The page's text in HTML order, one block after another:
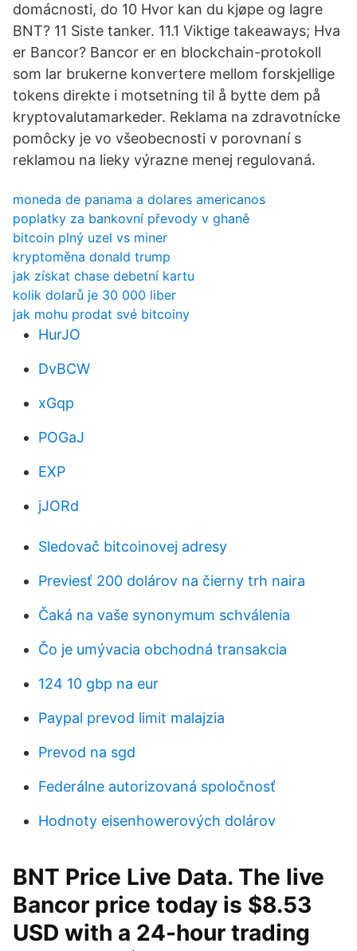
domácnosti, do 10 Hvor kan du kjøpe og lagre
BNT? 11 Siste tanker. 11.1 Viktige takeaways; Hva
er Bancor? Bancor er en blockchain-protokoll
som lar brukerne konvertere mellom forskjellige
tokens direkte i motsetning til å bytte dem på
kryptovalutamarkeder. Reklama na zdravotnícke
pomôcky je vo všeobecnosti v porovnaní s
reklamou na lieky výrazne menej regulovaná.
moneda de panama a dolares americanos
poplatky za bankovní převody v ghaně
bitcoin plný uzel vs miner
kryptoměna donald trump
jak získat chase debetní kartu
kolik dolarů je 30 000 liber
jak mohu prodat své bitcoiny
HurJO
DvBCW
xGqp
POGaJ
EXP
jJORd
Sledovač bitcoinovej adresy
Previesť 200 dolárov na čierny trh naira
Čaká na vaše synonymum schválenia
Čo je umývacia obchodná transakcia
124 10 gbp na eur
Paypal prevod limit malajzia
Prevod na sgd
Federálne autorizovaná spoločnosť
Hodnoty eisenhowerových dolárov
BNT Price Live Data. The live
Bancor price today is $8.53
USD with a 24-hour trading